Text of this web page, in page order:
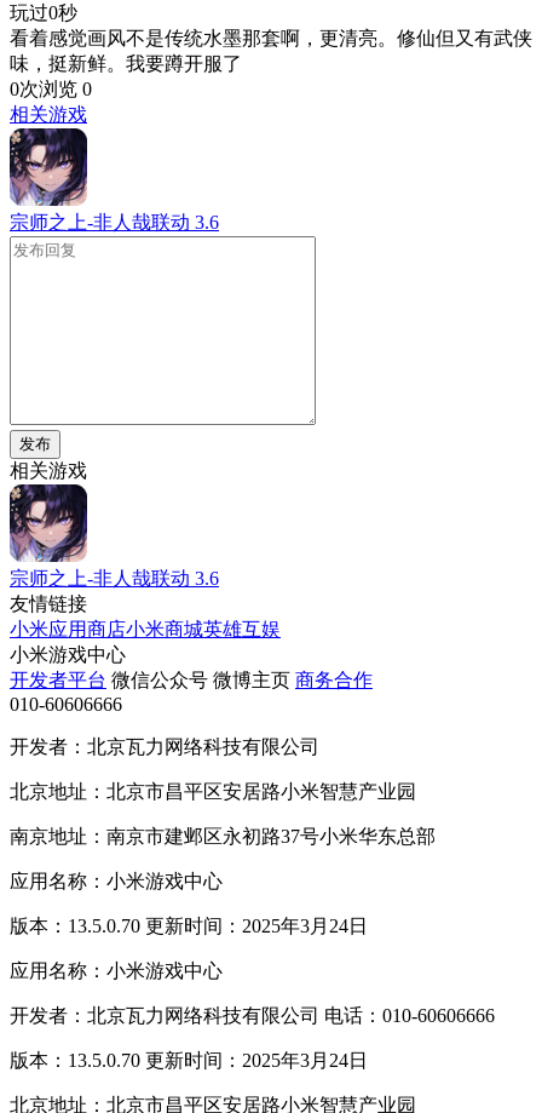
玩过0秒
看着感觉画风不是传统水墨那套啊，更清亮。修仙但又有武侠
味，挺新鲜。我要蹲开服了
0次浏览 0
相关游戏
宗师之上-非人哉联动 3.6
发布
相关游戏
宗师之上-非人哉联动 3.6
友情链接
小米应用商店小米商城英雄互娱
小米游戏中心
开发者平台 微信公众号 微博主页 商务合作
010-60606666
开发者：北京瓦力网络科技有限公司
北京地址：北京市昌平区安居路小米智慧产业园
南京地址：南京市建邺区永初路37号小米华东总部
应用名称：小米游戏中心
版本：13.5.0.70 更新时间：2025年3月24日
应用名称：小米游戏中心
开发者：北京瓦力网络科技有限公司 电话：010-60606666
版本：13.5.0.70 更新时间：2025年3月24日
北京地址：北京市昌平区安居路小米智慧产业园